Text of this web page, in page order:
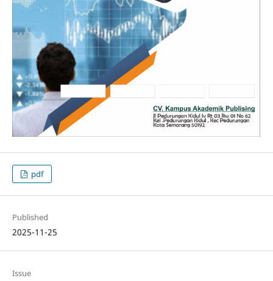
pdf
Published
2025-11-25
Issue